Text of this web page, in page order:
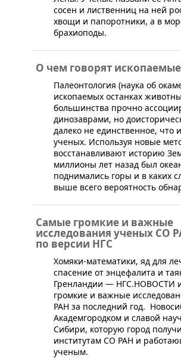
сосен и лиственниц на ней
хвощи и папоротники, а в
брахиоподы.
О чем говорят ископаемые
Палеонтология (наука об
ископаемых останках
большинства прочно
динозаврами, но
далеко не единственное, что
ученых. Используя новые
восстанавливают историю
миллионы лет назад был
поднимались горы и в каких
выше всего вероятность
Самые громкие и важные
исследования ученых СО
по версии НГС
Хомяки-математики, яд для
спасение от энцефалита и
Гренландии — НГС.НОВОСТИ
громкие и важные
РАН за последний год.
Академгородком и славой
Сибири, которую город
институтам СО РАН и
ученым.